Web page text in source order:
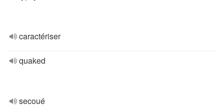
caractériser
quaked
secoué